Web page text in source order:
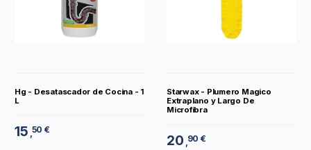
Hg - Desatascador de Cocina - 1
L
15 ,50 €
Starwax - Plumero Magico
Extraplano y Largo De
Microfibra
20 ,90 €